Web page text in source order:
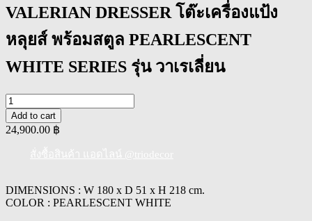
VALERIAN DRESSER โต๊ะเครื่องแป้ง
หลุยส์ พร้อมสตูล PEARLESCENT
WHITE SERIES รุ่น วาเรเลี่ยน
VALERIAN
DRESSER
โต๊ะ
พร้อม
Add to cart
24,900.00 ฿
DIMENSIONS : W 180 x D 51 x H 218 cm.
COLOR : PEARLESCENT WHITE